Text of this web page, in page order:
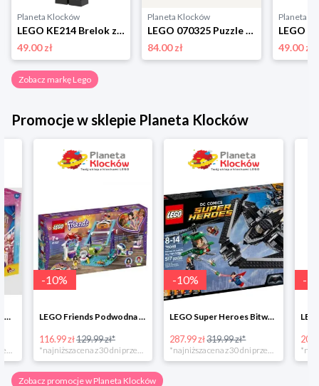
Planeta Klocków
LEGO KE214 Brelok z latarką Dziadek do orzechów Lego
49.00 zł
Planeta Klocków
LEGO 070325 Puzzle Butterflies & Blooms (1000 elementów) Lego
84.00 zł
Planeta
49.00 zł
Zobacz markę Lego
Promocje w sklepie Planeta Klocków
%
LEGO Friends Podwodna Frajda w super cenie
116.99 zł129.99 zł*
*najniższa cena z 30 dni przed obniżką
%
LEGO Super Heroes Bitwa powietrzna w super cenie
287.99 zł319.99 zł*
*najniższa cena z 30 dni przed obniżką
- %
202.49 zł
Zobacz promocje w Planeta Klocków